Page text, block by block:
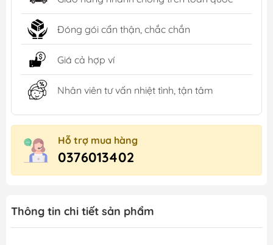
Đóng gói cẩn thận, chắc chắn
Giá cả hợp ví
Nhân viên tư vấn nhiệt tình, tận tâm
Hỗ trợ mua hàng
0376013402
Thông tin chi tiết sản phẩm